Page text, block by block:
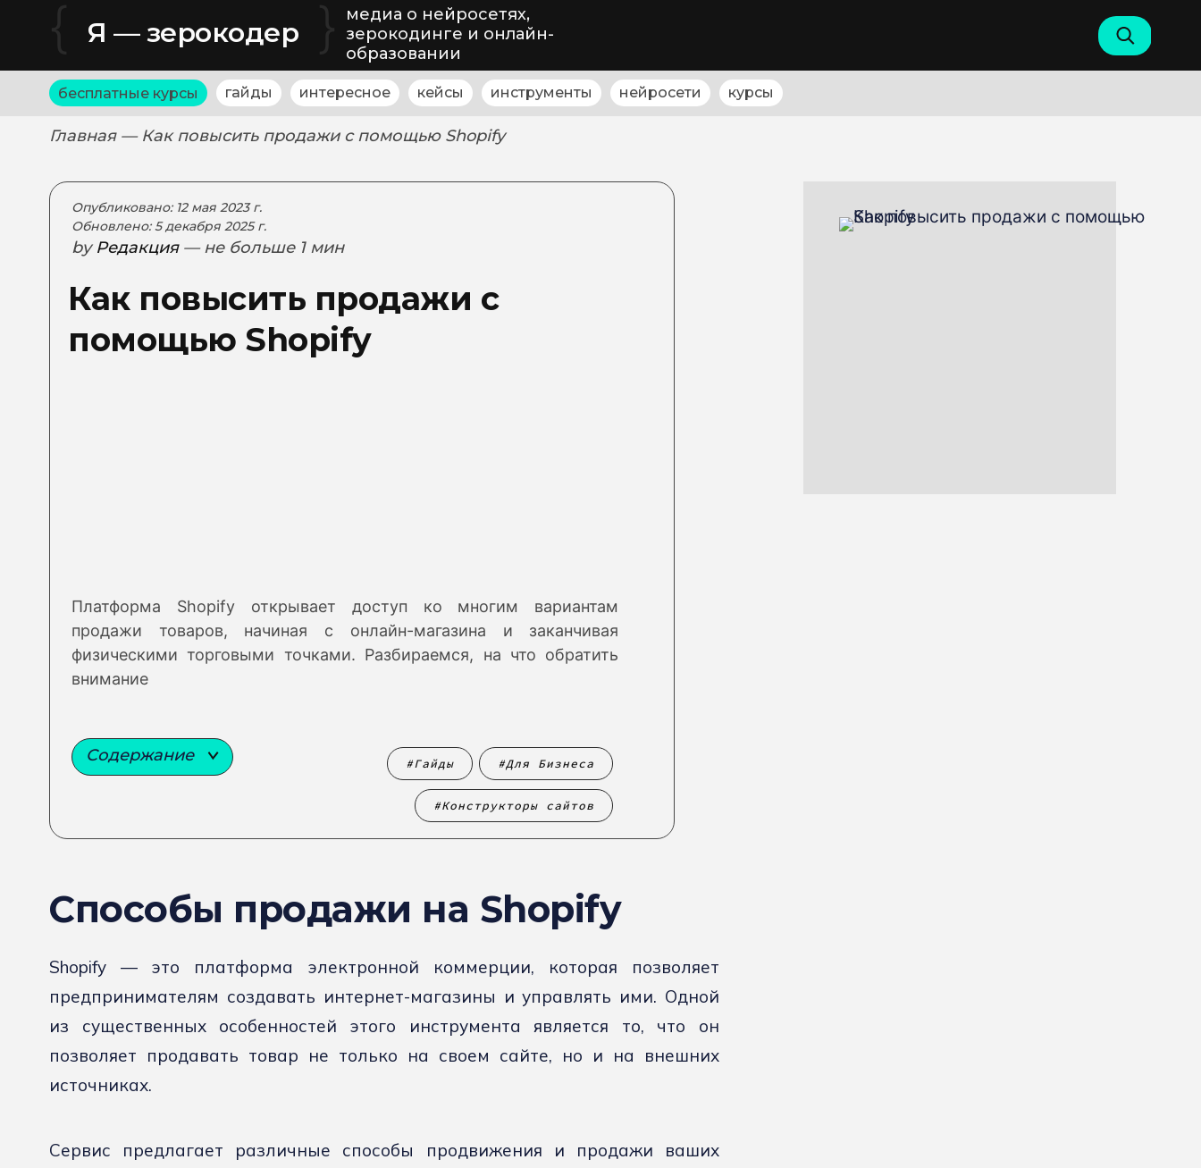
{ Я — зерокодер }
медиа о нейросетях,
зерокодинге и онлайн-
образовании
бесплатные курсы гайды интересное кейсы инструменты нейросети курсы
Главная — Как повысить продажи с помощью Shopify
Опубликовано: 12 мая 2023 г.
Обновлено: 5 декабря 2025 г.
byРедакция — не больше 1 мин
Как повысить продажи с
помощью Shopify
Платформа Shopify открывает доступ ко многим вариантам
продажи товаров, начиная с онлайн-магазина и заканчивая
физическими торговыми точками. Разбираемся, на что обратить
внимание
Содержание Гайды Для Бизнеса
Конструкторы сайтов
Способы продажи на Shopify
Shopify — это платформа электронной коммерции, которая позволяет
предпринимателям создавать интернет-магазины и управлять ими. Одной
из существенных особенностей этого инструмента является то, что он
позволяет продавать товар не только на своем сайте, но и на внешних
источниках.
Сервис предлагает различные способы продвижения и продажи ваших